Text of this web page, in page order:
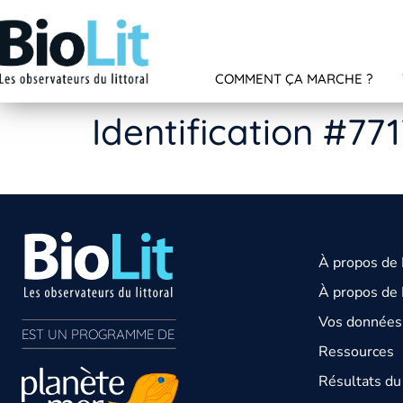
COMMENT ÇA MARCHE ?
Identification
EST UN PROGRAMME DE
À propos de
À propos de
Vos
Ressources
Résultats